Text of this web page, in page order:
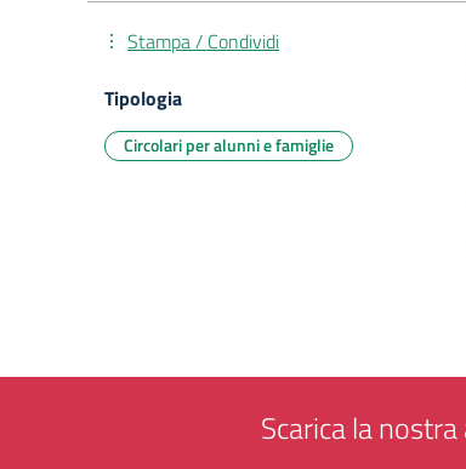
Stampa / Condividi
Tipologia
Circolari per alunni e famiglie
Scarica la